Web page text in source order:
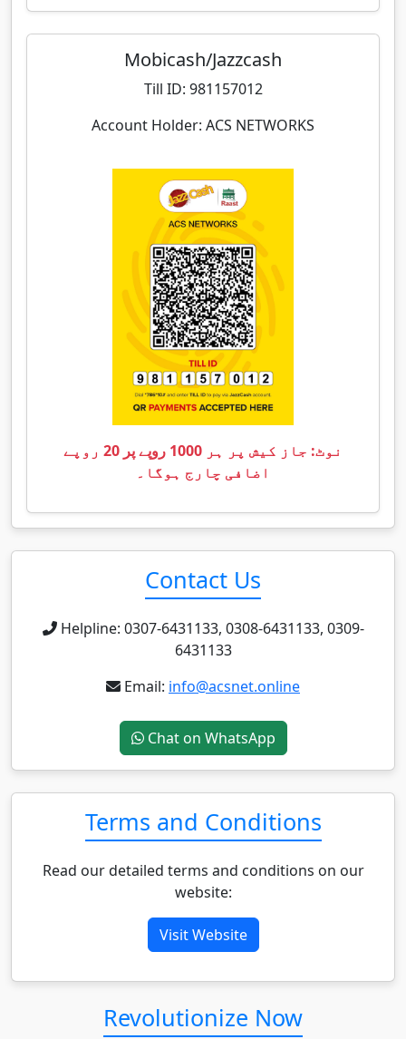
Mobicash/Jazzcash
Till ID: 981157012
Account Holder: ACS NETWORKS
نوٹ: جاز کیش پر ہر 1000 روپے پر 20 روپے
اضافی چارج ہوگا۔
Contact Us
Helpline: 0307-6431133, 0308-6431133, 0309-
6431133
Email: info@acsnet.online
Chat on WhatsApp
Terms and Conditions
Read our detailed terms and conditions on our
website:
Visit Website
Revolutionize Now